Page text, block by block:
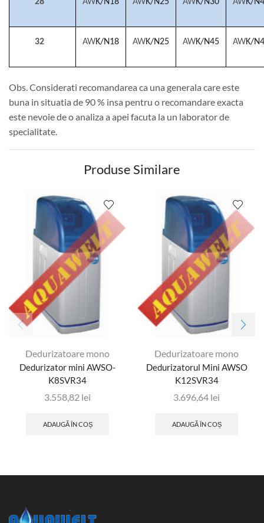
28 AWK/N18 AWK/N25 AWK/N30 AWK/
32 AWK/N18 AWK/N25 AWK/N45 AWK/
Obs. Considerati recomandarea ca una generala care este
buna in situatia de 90 % insa pentru o recomandare exacta
este nevoie de o analiza a apei facuta la un laborator de
specialitate.
Produse Similare
Dedurizatoare mono
Dedurizator mini AWSO-
K8SVR34
3.558,82 lei
ADAUGĂ ÎN COȘ
Dedurizatoare mono
Dedurizatorul Mini AWSO
K12SVR34
3.696,64 lei
ADAUGĂ ÎN COȘ